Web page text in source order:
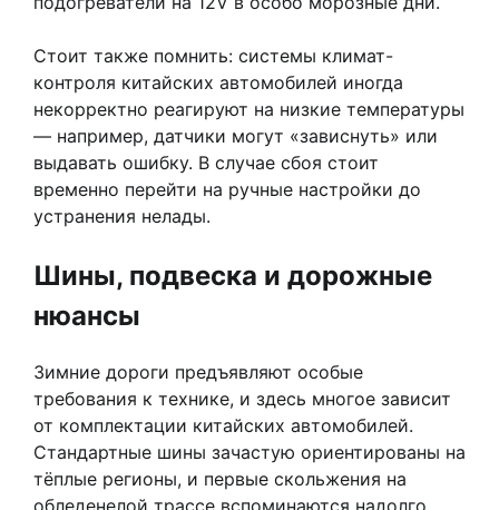
Стоит также помнить: системы климат-
контроля китайских автомобилей иногда
некорректно реагируют на низкие температуры
— например, датчики могут «зависнуть» или
выдавать ошибку. В случае сбоя стоит
временно перейти на ручные настройки до
устранения нелады.
Шины, подвеска и дорожные
нюансы
Зимние дороги предъявляют особые
требования к технике, и здесь многое зависит
от комплектации китайских автомобилей.
Стандартные шины зачастую ориентированы на
тёплые регионы, и первые скольжения на